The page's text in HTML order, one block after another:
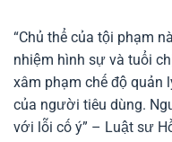
“Chủ thể của tội phạm
nhiệm hình sự và tuổi
xâm phạm chế độ quản
của người tiêu dùng.
với lỗi cố ý” – Luật sư